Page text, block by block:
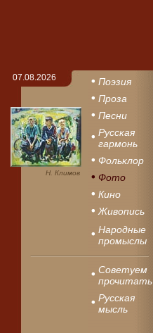
07.08.2026
Н. Климов
Поэзия
Проза
Песни
Русская
гармонь
Фольклор
Фото
Кино
Живопись
Народные
промыслы
Советуем
прочитать
Русская
мысль